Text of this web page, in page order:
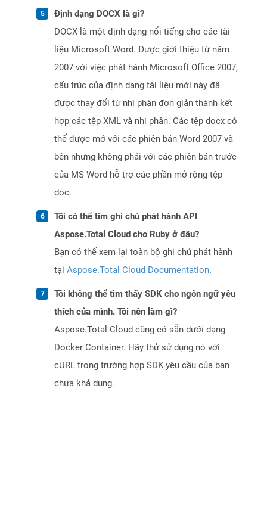
Định dạng DOCX là gì?
DOCX là một định dạng nổi tiếng cho các tài
liệu Microsoft Word. Được giới thiệu từ năm
2007 với việc phát hành Microsoft Office 2007,
cấu trúc của định dạng tài liệu mới này đã
được thay đổi từ nhị phân đơn giản thành kết
hợp các tệp XML và nhị phân. Các tệp docx có
thể được mở với các phiên bản Word 2007 và
bên nhưng không phải với các phiên bản trước
của MS Word hỗ trợ các phần mở rộng tệp
doc.
Tôi có thể tìm ghi chú phát hành API
Aspose.Total Cloud cho Ruby ở đâu?
Bạn có thể xem lại toàn bộ ghi chú phát hành
tại Aspose.Total Cloud Documentation.
Tôi không thể tìm thấy SDK cho ngôn ngữ yêu
thích của mình. Tôi nên làm gì?
Aspose.Total Cloud cũng có sẵn dưới dạng
Docker Container. Hãy thử sử dụng nó với
cURL trong trường hợp SDK yêu cầu của bạn
chưa khả dụng.